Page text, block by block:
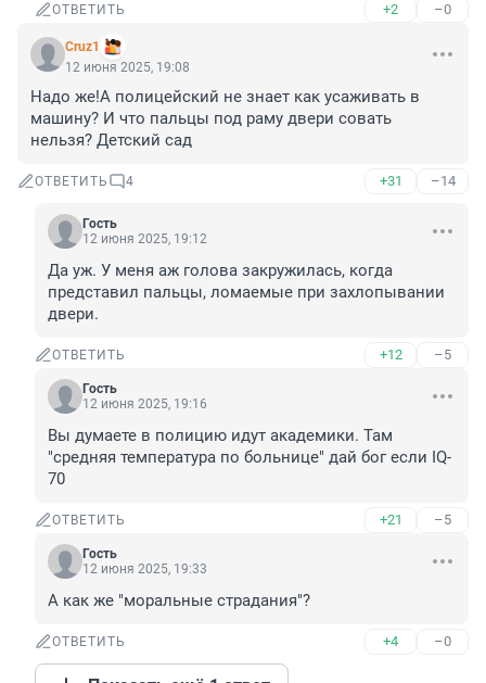
ОТВЕТИТЬ +2 –0
Cruz1
12 июня 2025, 19:08
Надо же!А полицейский не знает как усаживать в
машину? И что пальцы под раму двери совать
нельзя? Детский сад
ОТВЕТИТЬ 4 +31 –14
Гость
12 июня 2025, 19:12
Да уж. У меня аж голова закружилась, когда
представил пальцы, ломаемые при захлопывании
двери.
ОТВЕТИТЬ +12 –5
Гость
12 июня 2025, 19:16
Вы думаете в полицию идут академики. Там
"средняя температура по больнице" дай бог если IQ-
70
ОТВЕТИТЬ +21 –5
Гость
12 июня 2025, 19:33
А как же "моральные страдания"?
ОТВЕТИТЬ +4 –0